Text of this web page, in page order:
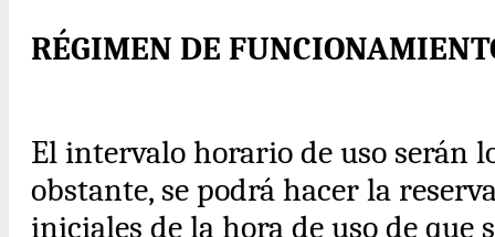
RÉGIMEN DE
El intervalo horario de uso serán
obstante, se podrá hacer la
iniciales de la hora de uso de que